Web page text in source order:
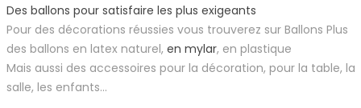
Des ballons pour satisfaire les plus exigeants
Pour des décorations réussies vous trouverez sur Ballons Plus
des ballons en latex naturel, en mylar, en plastique
Mais aussi des accessoires pour la décoration, pour la table, la
salle, les enfants...